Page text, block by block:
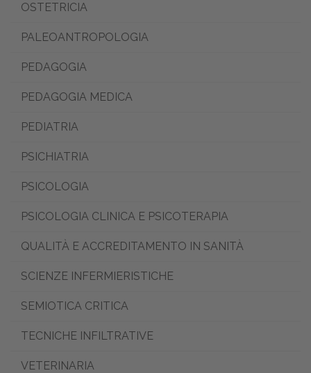
OSTETRICIA
PALEOANTROPOLOGIA
PEDAGOGIA
PEDAGOGIA MEDICA
PEDIATRIA
PSICHIATRIA
PSICOLOGIA
PSICOLOGIA CLINICA E PSICOTERAPIA
QUALITÀ E ACCREDITAMENTO IN SANITÀ
SCIENZE INFERMIERISTICHE
SEMIOTICA CRITICA
TECNICHE INFILTRATIVE
VETERINARIA